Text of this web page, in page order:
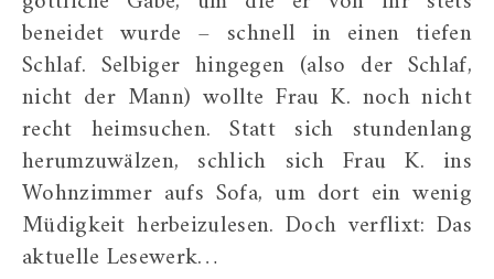
beneidet wurde – schnell in einen tiefen
Schlaf. Selbiger hingegen (also der Schlaf,
nicht der Mann) wollte Frau K. noch nicht
recht heimsuchen. Statt sich stundenlang
herumzuwälzen, schlich sich Frau K. ins
Wohnzimmer aufs Sofa, um dort ein wenig
Müdigkeit herbeizulesen. Doch verflixt: Das
aktuelle Lesewerk…